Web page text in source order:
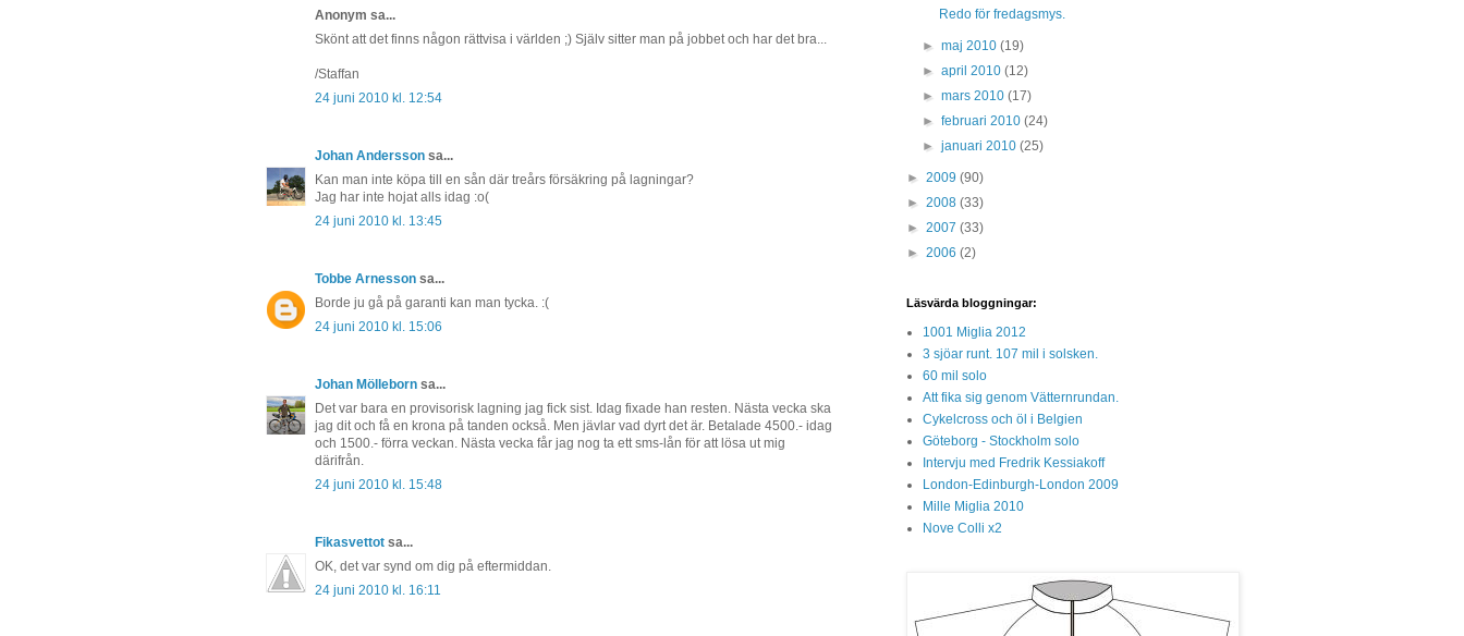
Anonym sa...
Skönt att det finns någon rättvisa i världen ;) Själv sitter man på jobbet och har det bra...
/Staffan
24 juni 2010 kl. 12:54
Johan Andersson sa...
Kan man inte köpa till en sån där treårs försäkring på lagningar?
Jag har inte hojat alls idag :o(
24 juni 2010 kl. 13:45
Tobbe Arnesson sa...
Borde ju gå på garanti kan man tycka. :(
24 juni 2010 kl. 15:06
Johan Mölleborn sa...
Det var bara en provisorisk lagning jag fick sist. Idag fixade han resten. Nästa vecka ska
jag dit och få en krona på tanden också. Men jävlar vad dyrt det är. Betalade 4500.- idag
och 1500.- förra veckan. Nästa vecka får jag nog ta ett sms-lån för att lösa ut mig
därifrån.
24 juni 2010 kl. 15:48
Fikasvettot sa...
OK, det var synd om dig på eftermiddan.
24 juni 2010 kl. 16:11
Redo för fredagsmys.
►maj 2010(19)
►april 2010(12)
►mars 2010(17)
►februari 2010(24)
►januari 2010(25)
► 2009 (90)
► 2008 (33)
► 2007 (33)
► 2006 (2)
Läsvärda bloggningar:
1001 Miglia 2012
3 sjöar runt. 107 mil i solsken.
60 mil solo
Att fika sig genom Vätternrundan.
Cykelcross och öl i Belgien
Göteborg - Stockholm solo
Intervju med Fredrik Kessiakoff
London-Edinburgh-London 2009
Mille Miglia 2010
Nove Colli x2